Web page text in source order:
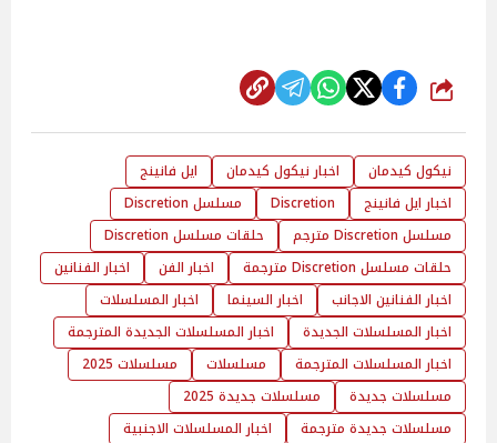
شارك
نيكول كيدمان اخبار نيكول كيدمان
ايل فانينج
اخبار ايل فانينج
Discretion
مسلسل Discretion
مسلسل Discretion مترجم
حلقات مسلسل Discretion
حلقات مسلسل Discretion مترجمة
اخبار الفن
اخبار الفنانين
اخبار الفنانين الاجانب
اخبار السينما
اخبار المسلسلات
اخبار المسلسلات الجديدة
اخبار المسلسلات الجديدة المترجمة
اخبار المسلسلات المترجمة
مسلسلات
مسلسلات 2025
مسلسلات جديدة
مسلسلات جديدة 2025
مسلسلات جديدة مترجمة
اخبار المسلسلات الاجنبية